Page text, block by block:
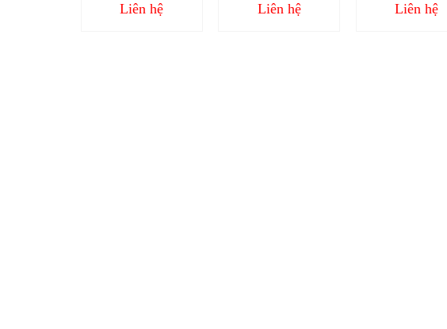
Liên hệ Liên hệ Liên hệ